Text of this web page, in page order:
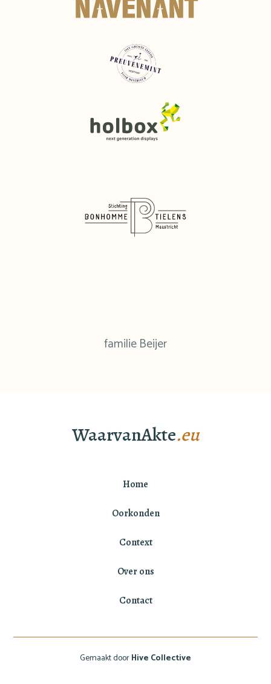
familie Beijer
WaarvanAkte.eu
Home
Oorkonden
Context
Over ons
Contact
Gemaakt doorHive Collective